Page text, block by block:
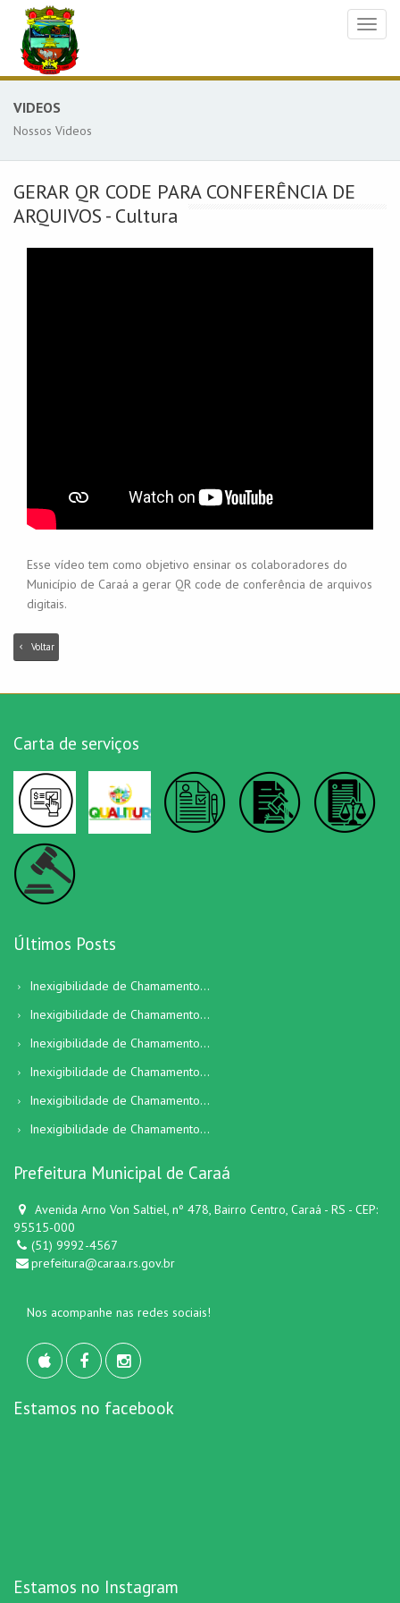
VIDEOS
Nossos Videos
GERAR QR CODE PARA CONFERÊNCIA DE
ARQUIVOS - Cultura
Esse vídeo tem como objetivo ensinar os colaboradores do
Município de Caraá a gerar QR code de conferência de arquivos
digitais.
Voltar
Carta de serviços
Últimos Posts
Inexigibilidade de Chamamento...
Inexigibilidade de Chamamento...
Inexigibilidade de Chamamento...
Inexigibilidade de Chamamento...
Inexigibilidade de Chamamento...
Inexigibilidade de Chamamento...
Prefeitura Municipal de Caraá
Avenida Arno Von Saltiel, nº 478, Bairro Centro, Caraá - RS - CEP:
95515-000
(51) 9992-4567
prefeitura@caraa.rs.gov.br
Nos acompanhe nas redes sociais!
Estamos no facebook
Estamos no Instagram